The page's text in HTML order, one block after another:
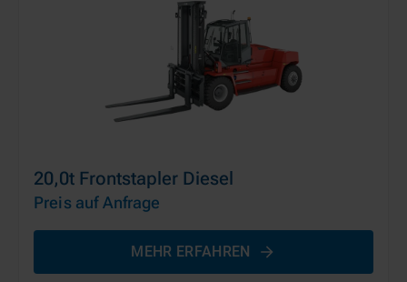
20,0t Frontstapler Diesel
Preis auf Anfrage
MEHR ERFAHREN